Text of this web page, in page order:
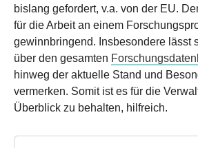
bislang gefordert, v.a. von der EU.
für die Arbeit an einem
gewinnbringend. Insbesondere lässt
über den gesamten
hinweg der aktuelle Stand und
vermerken. Somit ist es für die
Überblick zu behalten, hilfreich.